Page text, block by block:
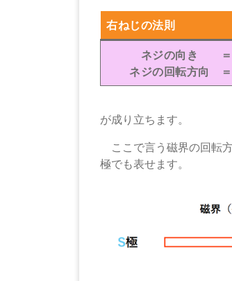
右ねじの法則
ネジの向き ＝
ネジの回転方向 ＝
が成り立ちます。
ここで言う磁界の回転
極でも表せます。